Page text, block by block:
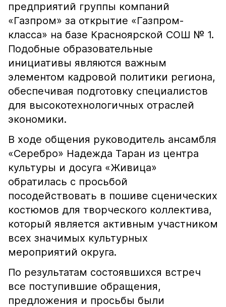
предприятий группы компаний
«Газпром» за открытие «Газпром-
класса» на базе Красноярской СОШ № 1.
Подобные образовательные
инициативы являются важным
элементом кадровой политики региона,
обеспечивая подготовку специалистов
для высокотехнологичных отраслей
экономики.
В ходе общения руководитель ансамбля
«Серебро» Надежда Таран из центра
культуры и досуга «Живица»
обратилась с просьбой
посодействовать в пошиве сценических
костюмов для творческого коллектива,
который является активным участником
всех значимых культурных
мероприятий округа.
По результатам состоявшихся встреч
все поступившие обращения,
предложения и просьбы были